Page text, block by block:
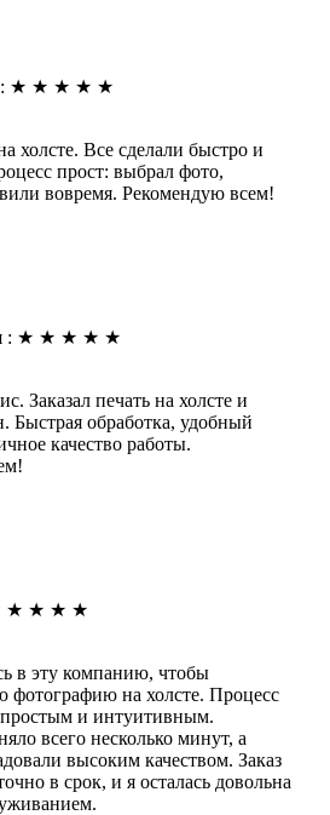
: ★ ★ ★ ★ ★
холсте. Все сделали быстро и
прост: выбрал фото,
вовремя. Рекомендую всем!
: ★ ★ ★ ★ ★
Заказал печать на холсте и
Быстрая обработка, удобный
качество работы.
★ ★ ★ ★
в эту компанию, чтобы
фотографию на холсте. Процесс
простым и интуитивным.
всего несколько минут, а
высоким качеством. Заказ
в срок, и я осталась довольна